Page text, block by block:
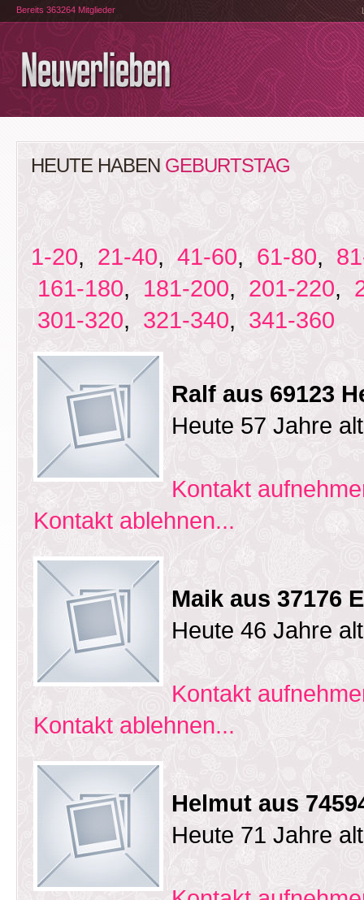
Bereits 363264 Mitglieder
HEUTE HABEN GEBURTSTAG
1-20, 21-40, 41-60, 61-80,
161-180, 181-200, 201-220,
301-320, 321-340, 341-360
Ralf aus 69123
Heute 57 Jahre
Kontakt
Kontakt ablehnen...
Maik aus 37176
Heute 46 Jahre
Kontakt
Kontakt ablehnen...
Helmut aus
Heute 71 Jahre